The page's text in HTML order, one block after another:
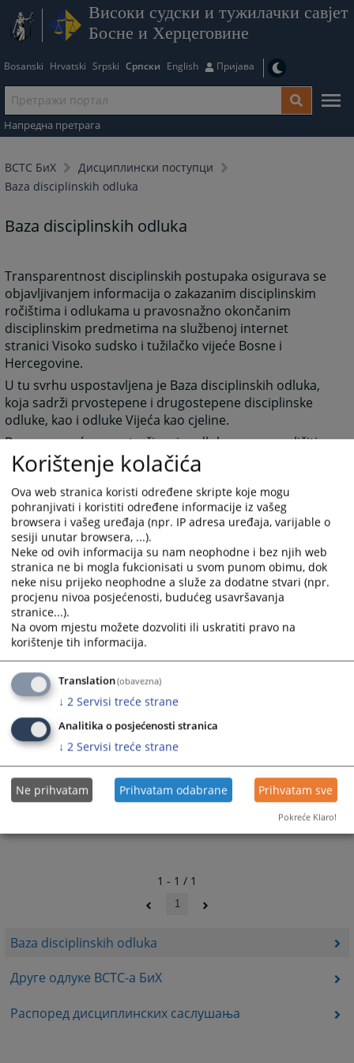
Високи судски и тужилачки савјет
Босне и Херцеговине
Bosanski Hrvatski Srpski Српски English Пријава
Напредна претрага
ВСТС БиХ
Дисциплински поступци
Baza disciplinskih odluka
Baza disciplinskih odluka
Друге одлуке ВСТС-а БиХ
Распоред дисциплинских саслушања
Baza disciplinskih odluka
Transparentnost disciplinskih postupaka osigurava se
objavljivanjem informacija o zakazanim disciplinskim
ročištima i odlukama u pravosnažno okončanim
disciplinskim predmetima na službenoj internet
stranici Visoko sudsko i tužilačko vijeće Bosne i
Hercegovine.
U tu svrhu uspostavljena je Baza disciplinskih odluka,
koja sadrži prvostepene i drugostepene disciplinske
odluke, kao i odluke Vijeća kao cjeline.
Baza omogućava pretraživanje odluka prema različitim
kriterijima te doprinosi ujednačavanju disciplinske
prakse, jačanju pravne sigurnosti i povjerenja javnosti
u odgovornost i integritet pravosuđa.
Za pristup Bazi disciplinskih odluka kliknite na sljedeći
link:https://disciplinskeodluke.pravosudje.ba/
772ПРЕГЛЕДА
Линкови
База дисциплинских одлука
1 - 1 / 1
1
Korištenje kolačića
Ova web stranica koristi određene skripte koje mogu
pohranjivati i koristiti određene informacije iz vašeg
browsera i vašeg uređaja (npr. IP adresa uređaja, varijable o
sesiji unutar browsera, ...).
Neke od ovih informacija su nam neophodne i bez njih web
stranica ne bi mogla fukcionisati u svom punom obimu, dok
neke nisu prijeko neophodne a služe za dodatne stvari (npr.
procjenu nivoa posjećenosti, budućeg usavršavanja
stranice...).
Na ovom mjestu možete dozvoliti ili uskratiti pravo na
korištenje tih informacija.
Translation(obavezna)
↓ 2 Servisi treće strane
Analitika o posjećenosti stranica
↓ 2 Servisi treće strane
Ne prihvatam Prihvatam odabrane Prihvatam sve
Pokreće Klaro!